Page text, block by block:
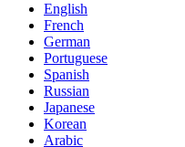
English
French
German
Portuguese
Spanish
Russian
Japanese
Korean
Arabic